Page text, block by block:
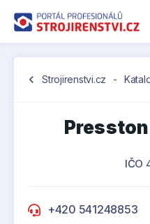
chevron_left Strojirenstvi.cz -
IČO
+420 541248853